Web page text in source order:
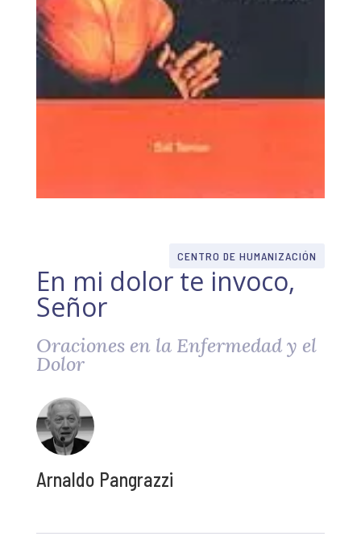
CENTRO DE HUMANIZACIÓN
En mi dolor te invoco,
Señor
Oraciones en la Enfermedad y el
Dolor
Arnaldo Pangrazzi